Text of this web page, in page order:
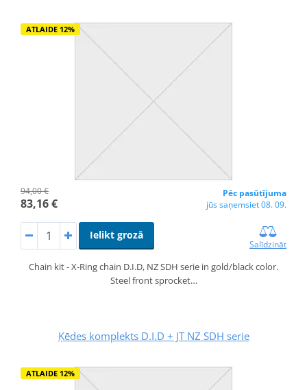
ATLAIDE 12%
94,00 €
83,16 €
Pēc pasūtījuma
jūs saņemsiet 08. 09.
Ielikt grozā
Salīdzināt
Chain kit - X-Ring chain D.I.D, NZ SDH serie in gold/black color.
Steel front sprocket…
Ķēdes komplekts D.I.D + JT NZ SDH serie
ATLAIDE 12%